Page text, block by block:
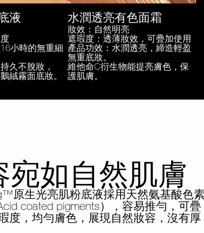
液
小時的無重細
久不脫妝，
絨霧面底妝。
水潤透亮有色面霜
妝效：自然明亮
遮瑕度：透薄妝效，可疊加使用
產品功效：水潤透亮，締造輕盈
無重底妝。
維他命C衍生物能提亮膚色，保
護肌膚。
宛如自然肌膚
原生光亮肌粉底液採用天然氨基酸色
coated pigments），容易推勻，可疊
度，均勻膚色，展現自然妝容，沒有厚